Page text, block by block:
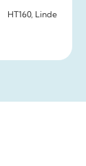
HT160, Linde